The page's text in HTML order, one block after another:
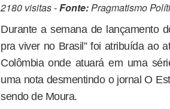
2180 visitas -Fonte:Pragmatismo
Durante a semana de lançamento
pra viver no Brasil” foi atribuída ao
Colômbia onde atuará em uma
uma nota desmentindo o jornal O
sendo de Moura.